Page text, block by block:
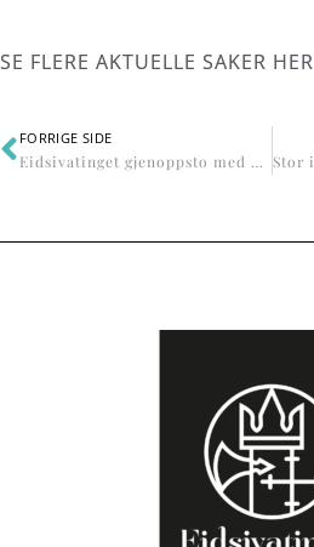
SE FLERE AKTUELLE SAKER HER
FORRIGE SIDE
Eidsivatinget gjenoppsto med barna som hovedpersoner